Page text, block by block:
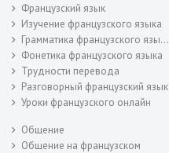
Французский язык
Изучение французского языка
Грамматика французского языка
Фонетика французского языка
Трудности перевода
Разговорный французский язык
Уроки французского онлайн
Общение
Общение на французском